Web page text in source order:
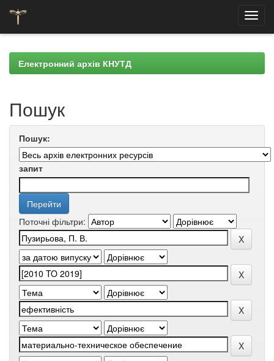
navigationЕлектронний архів КНУТД
Пошук
Пошук:
запит
Поточні фільтри: